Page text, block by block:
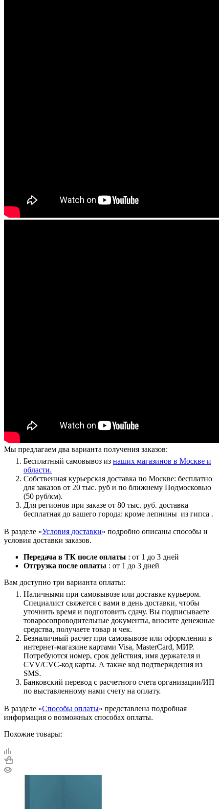
Мы предлагаем два варианта получения заказов:
Бесплатный самовывоз из наших магазинов в Москве и
области.
Собственная курьерская доставка по Москве: бесплатно
для заказов от 20 тыс. руб и по ближнему Подмосковью
(50 руб/км).
Для регионов при заказе от 80 тыс. руб. доставка
бесплатная до вашего города: кроме лепнины из гипса .
В разделе «Условия доставки» подробно описаны способы и
условия доставки заказов.
Передача в ТК после оплаты : от 1 до 3 дней
Отгрузка после оплаты : от 1 до 3 дней
Вам доступно три варианта оплаты:
Наличными при самовывозе или доставке курьером.
Специалист свяжется с вами в день доставки, чтобы
уточнить время и подготовить сдачу. Вы подписываете
товаросопроводительные документы, вносите денежные
средства, получаете товар и чек.
Безналичный расчет при самовывозе или оформлении в
интернет-магазине картами Visa, MasterCard, МИР.
Потребуются номер, срок действия, имя держателя и
CVV/CVC-код карты. А также код подтверждения из
SMS.
Банковский перевод с расчетного счета организации/ИП
по выставленному нами счету на оплату.
В разделе «Способы оплаты» представлена подробная
информация о возможных способах оплаты.
Похожие товары: